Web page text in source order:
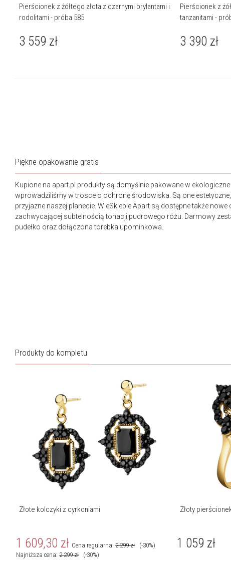
Pierścionek z żółtego złota z czarnymi brylantami i
rodolitami - próba 585
3 559 zł
Pierścionek z
tanzanitami -
3 390 zł
Piękne opakowanie gratis
Kupione na apart.pl produkty są domyślnie pakowane w
wprowadziliśmy w trosce o ochronę środowiska. Są one
przyjazne naszej planecie. W eSklepie Apart są dostępne także
zachwycającej subtelnością tonacji pudrowego różu. Darmowy
pudełko oraz dołączona torebka upominkowa.
Produkty do kompletu
Złote kolczyki z cyrkoniami
1 609,30 zł Cena regularna:2 299 zł
(-30%)
Najniższa cena:2 299 zł (-30%)
Złoty
1 059 zł